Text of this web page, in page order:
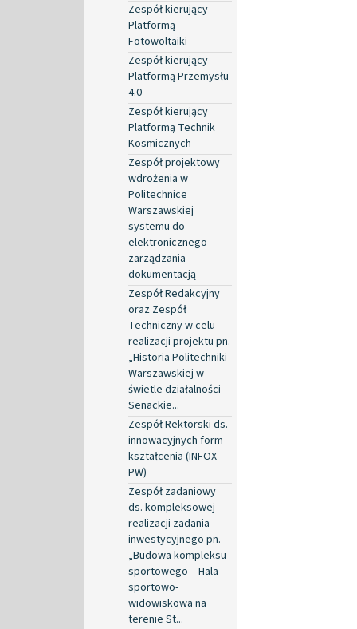
Zespół kierujący
Platformą
Fotowoltaiki
Zespół kierujący
Platformą Przemysłu
4.0
Zespół kierujący
Platformą Technik
Kosmicznych
Zespół projektowy
wdrożenia w
Politechnice
Warszawskiej
systemu do
elektronicznego
zarządzania
dokumentacją
Zespół Redakcyjny
oraz Zespół
Techniczny w celu
realizacji projektu pn.
„Historia Politechniki
Warszawskiej w
świetle działalności
Senackie...
Zespół Rektorski ds.
innowacyjnych form
kształcenia (INFOX
PW)
Zespół zadaniowy
ds. kompleksowej
realizacji zadania
inwestycyjnego pn.
„Budowa kompleksu
sportowego – Hala
sportowo-
widowiskowa na
terenie St...